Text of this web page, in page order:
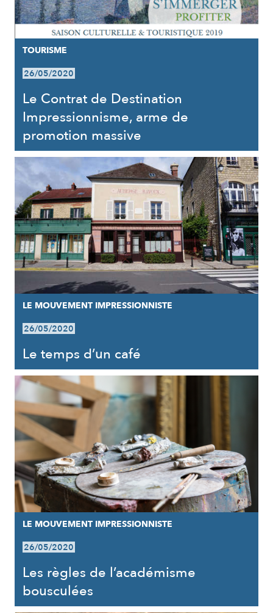
TOURISME
26/05/2020
Le Contrat de Destination
Impressionnisme, arme de
promotion massive
LE MOUVEMENT IMPRESSIONNISTE
26/05/2020
Le temps d’un café
LE MOUVEMENT IMPRESSIONNISTE
26/05/2020
Les règles de l’académisme
bousculées